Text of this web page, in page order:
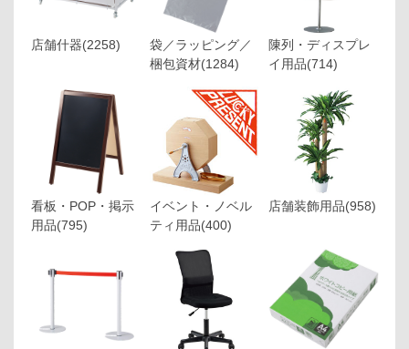
店舗什器(2258)
袋／ラッピング／
梱包資材(1284)
陳列・ディスプレ
イ用品(714)
看板・POP・掲示
用品(795)
イベント・ノベル
ティ用品(400)
店舗装飾用品(958)